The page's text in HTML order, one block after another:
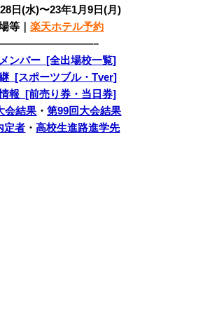
日(水)〜23年1月9日(月)
等｜楽天ホテル予約
ンバー [全出場校一覧]
[スポーツブル・Tver]
報 [前売り券・当日券]
会結果 ・第99回大会結果
定者 ・高校生進路進学先